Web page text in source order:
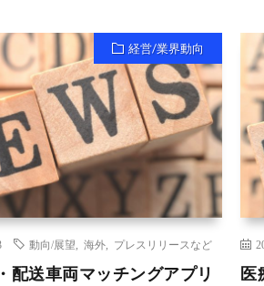
経営/業界動向
動向/展望 海外 プレスリリースなど
配送車両マッチングアプリ
医